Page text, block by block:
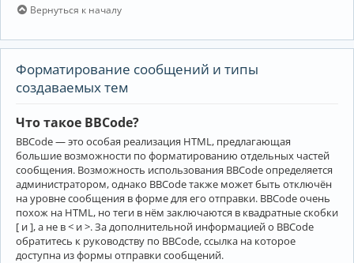
Вернуться к началу
Форматирование сообщений и типы
создаваемых тем
Что такое BBCode?
BBCode — это особая реализация HTML, предлагающая
большие возможности по форматированию отдельных частей
сообщения. Возможность использования BBCode определяется
администратором, однако BBCode также может быть отключён
на уровне сообщения в форме для его отправки. BBCode очень
похож на HTML, но теги в нём заключаются в квадратные скобки
[ и ], а не в < и >. За дополнительной информацией о BBCode
обратитесь к руководству по BBCode, ссылка на которое
доступна из формы отправки сообщений.